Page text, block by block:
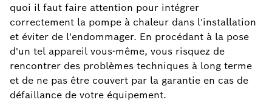
quoi il faut faire attention pour intégrer
correctement la pompe à chaleur dans l'installation
et éviter de l'endommager. En procédant à la pose
d'un tel appareil vous-même, vous risquez de
rencontrer des problèmes techniques à long terme
et de ne pas être couvert par la garantie en cas de
défaillance de votre équipement.